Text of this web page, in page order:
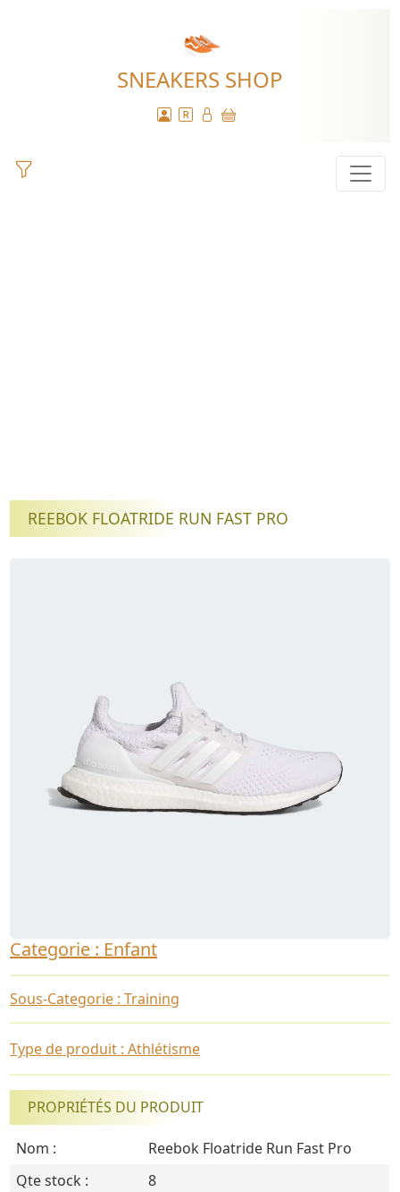
SNEAKERS SHOP
REEBOK FLOATRIDE RUN FAST PRO
Categorie : Enfant
Sous-Categorie : Training
Type de produit : Athlétisme
PROPRIÉTÉS DU PRODUIT
Nom :
Reebok Floatride Run Fast Pro
Qte stock :
8